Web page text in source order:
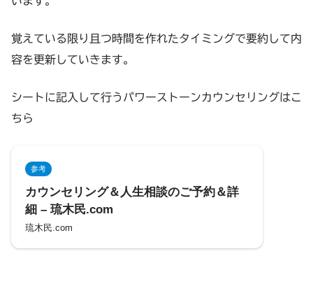
覚えている限り且つ時間を作れたタイミングで要約して内
容を更新していきます。
シートに記入して行うパワーストーンカウンセリングはこ
ちら
参考
カウンセリング＆人生相談のご予約＆詳
細 – 琉木民.com
琉木民.com